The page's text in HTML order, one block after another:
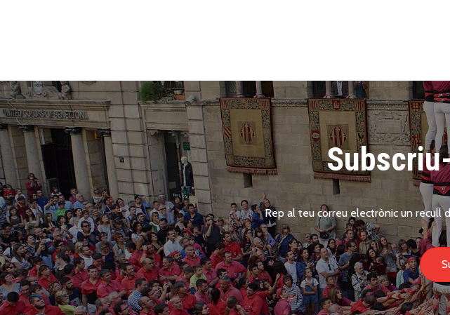
Rep al teu correu electrònic un recull